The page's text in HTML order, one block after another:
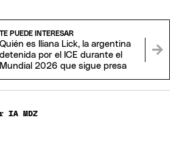
TE PUEDE INTERESAR
Quién es Iliana Lick, la argentina
detenida por el ICE durante el
Mundial 2026 que sigue presa
IA MDZ